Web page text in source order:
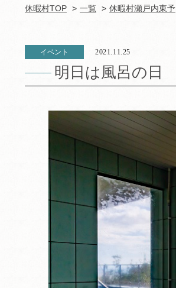
休暇村TOP 一覧 休暇村瀬戸内東予
イベント 2021.11.25
明日は風呂の日